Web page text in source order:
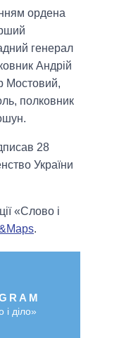
ордена
генерал
Андрій
Мостовий,
полковник
28
України
«Слово і
.
і діло»